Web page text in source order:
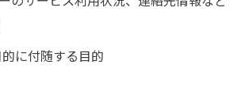
に付随する目的